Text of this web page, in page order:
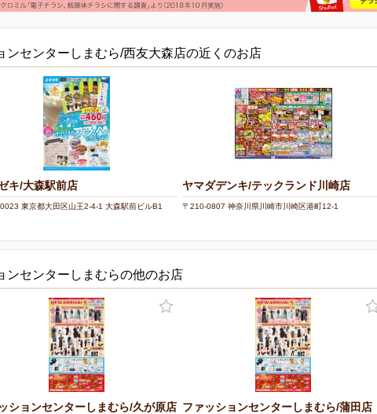
ンセンターしまむら/西友大森店の近くのお店
キ/大森駅前店
東京都大田区山王2-4-1 大森駅前ビルB1
ヤマダデンキ/テックランド川崎店
〒210-0807 神奈川県川崎市川崎区港町12-1
ンセンターしまむらの他のお店
ションセンターしまむら/久が原店 ファッションセンターしまむら/蒲田店